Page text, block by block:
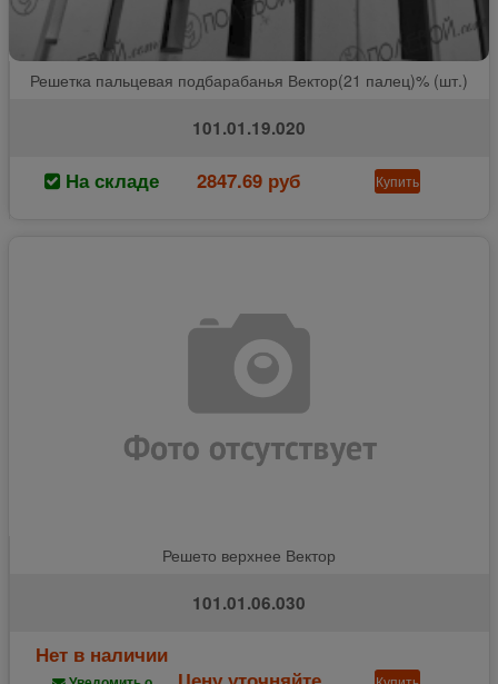
Решетка пальцевая подбарабанья Вектор(21 палец)% (шт.)
101.01.19.020
На складе 2847.69 руб Купить
Решето верхнее Вектор
101.01.06.030
Нет в наличии